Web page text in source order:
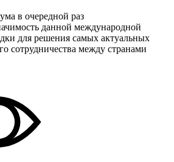
в очередной раз
данной международной
для решения самых актуальных
сотрудничества между странами